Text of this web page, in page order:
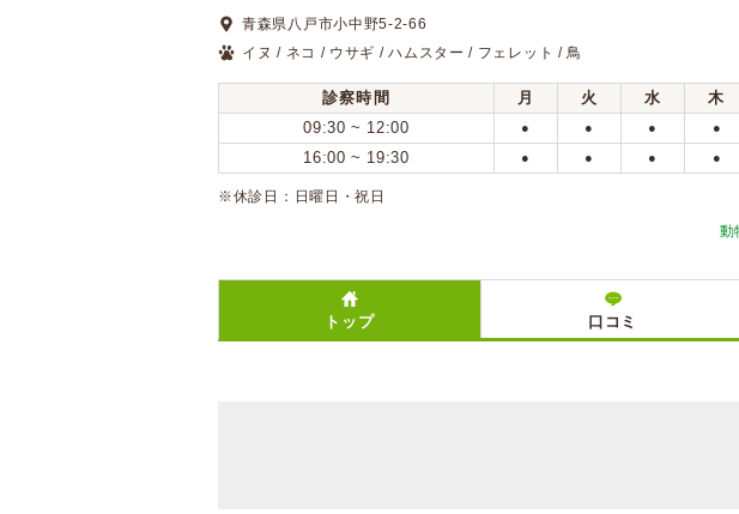
青森県八戸市小中野5-2-66
イヌ / ネコ / ウサギ / ハムスター / フェレット / 鳥
診察時間 月 火 水 木
09:30 ~ 12:00
● ● ● ●
16:00 ~ 19:30 ● ● ● ●
※休診日：日曜日・祝日
動
トップ 口コミ